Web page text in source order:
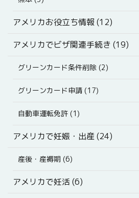
アメリカお役立ち情報 (12)
アメリカでビザ関連手続き (19)
グリーンカード条件削除 (2)
グリーンカード申請 (17)
自動車運転免許 (1)
アメリカで妊娠・出産 (24)
産後・産褥期 (6)
アメリカで妊活 (6)